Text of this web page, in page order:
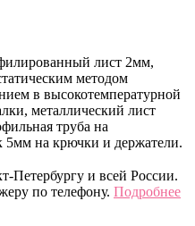
лист 2мм,
методом
в высокотемпературной
металлический лист
труба на
5мм на крючки и держатели.
Петербургу и всей России.
по телефону. Подробнее